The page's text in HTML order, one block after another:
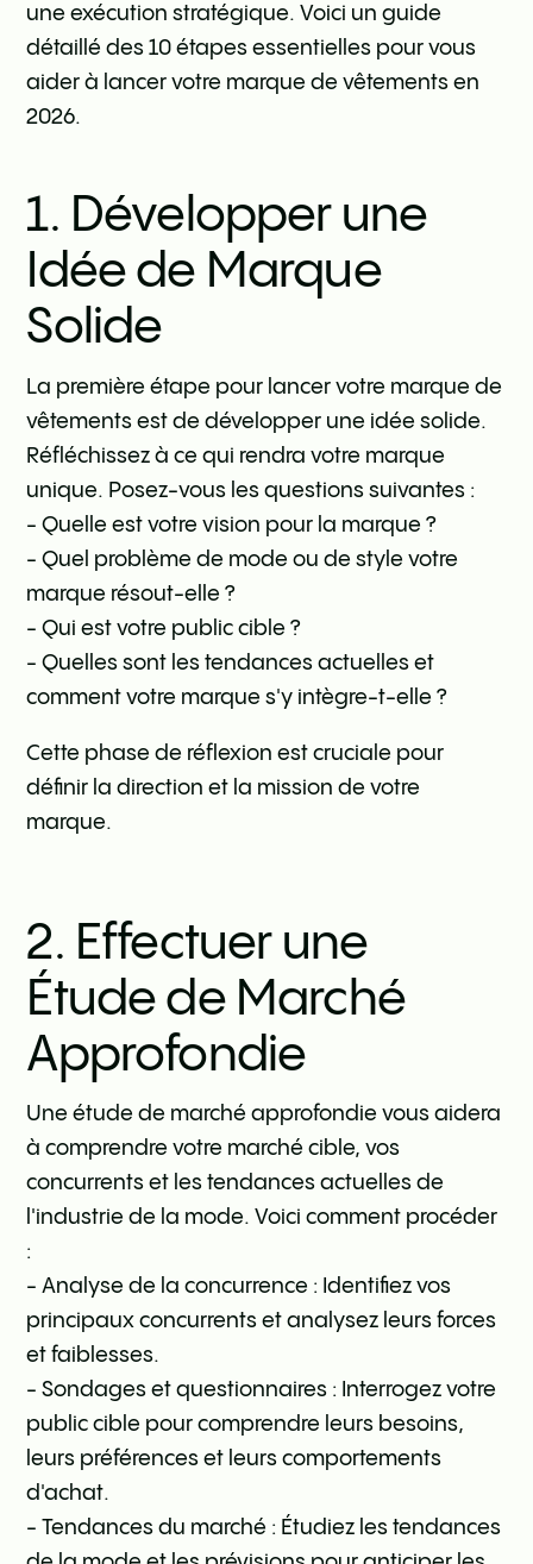
une exécution stratégique. Voici un guide
détaillé des 10 étapes essentielles pour vous
aider à lancer votre marque de vêtements en
2026.
1. Développer une
Idée de Marque
Solide
La première étape pour lancer votre marque de
vêtements est de développer une idée solide.
Réfléchissez à ce qui rendra votre marque
unique. Posez-vous les questions suivantes :
- Quelle est votre vision pour la marque ?
- Quel problème de mode ou de style votre
marque résout-elle ?
- Qui est votre public cible ?
- Quelles sont les tendances actuelles et
comment votre marque s'y intègre-t-elle ?
Cette phase de réflexion est cruciale pour
définir la direction et la mission de votre
marque.
2. Effectuer une
Étude de Marché
Approfondie
Une étude de marché approfondie vous aidera
à comprendre votre marché cible, vos
concurrents et les tendances actuelles de
l'industrie de la mode. Voici comment procéder
:
- Analyse de la concurrence : Identifiez vos
principaux concurrents et analysez leurs forces
et faiblesses.
- Sondages et questionnaires : Interrogez votre
public cible pour comprendre leurs besoins,
leurs préférences et leurs comportements
d'achat.
- Tendances du marché : Étudiez les tendances